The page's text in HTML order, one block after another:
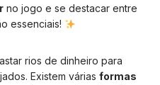
no jogo e se destacar entre
essenciais!
rios de dinheiro para
Existem várias formas